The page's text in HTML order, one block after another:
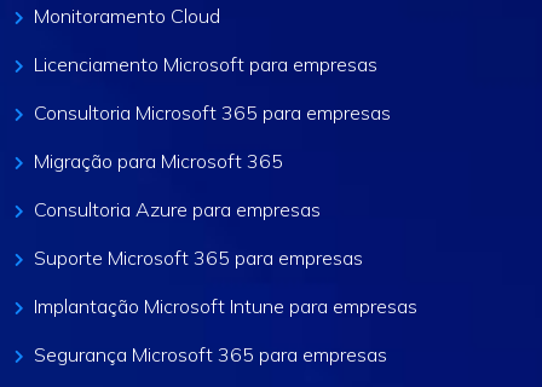
Monitoramento Cloud
Licenciamento Microsoft para empresas
Consultoria Microsoft 365 para empresas
Migração para Microsoft 365
Consultoria Azure para empresas
Suporte Microsoft 365 para empresas
Implantação Microsoft Intune para empresas
Segurança Microsoft 365 para empresas